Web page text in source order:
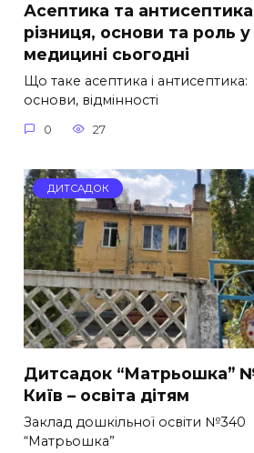
Асептика та
різниця, основи та роль у
медицині сьогодні
Що таке асептика і антисептика:
основи, відмінності
0 27
ДИТСАДОК
Дитсадок “Матрьошка”
Київ – освіта дітям
Заклад дошкільної освіти №340
“Матрьошка”